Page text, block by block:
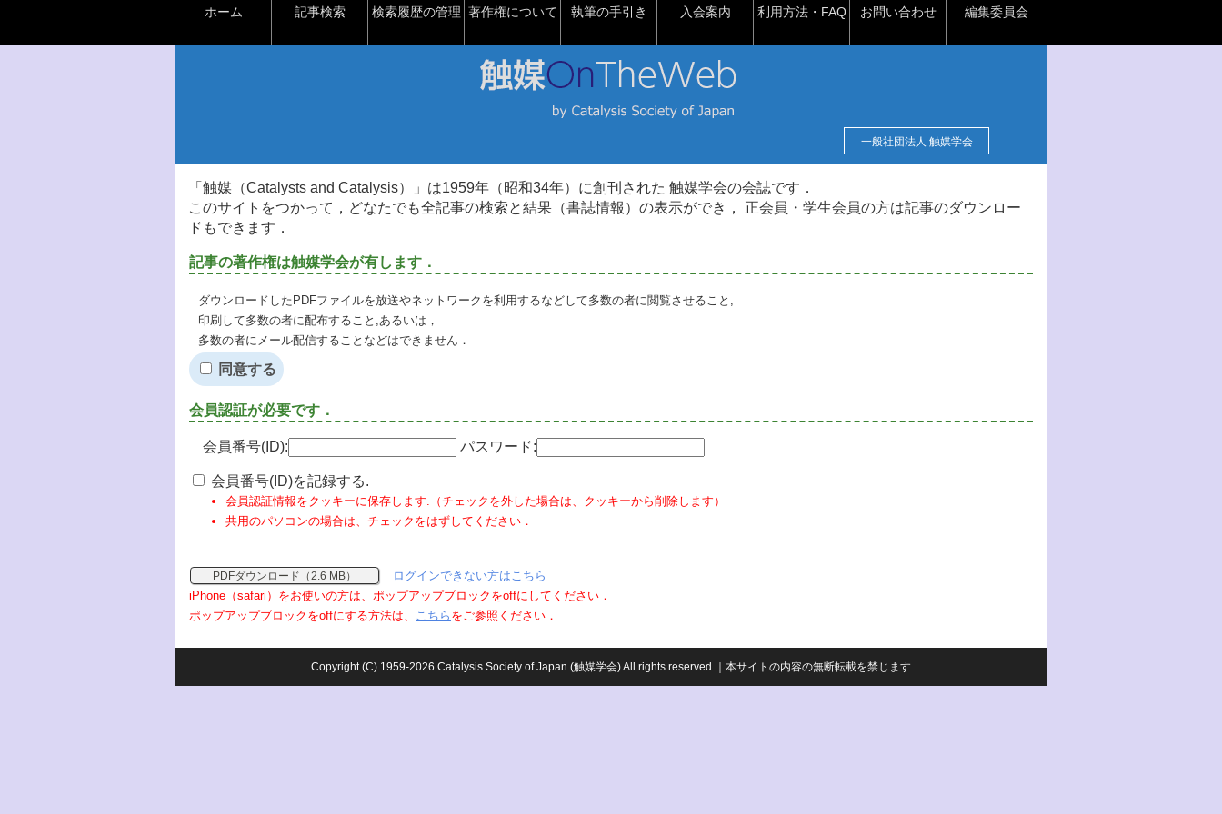
ホーム 記事検索 検索履歴の管理 著作権について 執筆の手引き 入会案内 利用方法・FAQ お問い合わせ 編集委員会
一般社団法人 触媒学会
「触媒（Catalysts and Catalysis）」は1959年（昭和34年）に創刊された 触媒学会の会誌です．
このサイトをつかって，どなたでも全記事の検索と結果（書誌情報）の表示ができ， 正会員・学生会員の方は記事のダウンロー
ドもできます．
記事の著作権は触媒学会が有します．
ダウンロードしたPDFファイルを放送やネットワークを利用するなどして多数の者に閲覧させること,
印刷して多数の者に配布すること,あるいは，
多数の者にメール配信することなどはできません．
同意する
会員認証が必要です．
会員番号(ID): パスワード:
会員番号(ID)を記録する.
会員認証情報をクッキーに保存します.（チェックを外した場合は、クッキーから削除します）
共用のパソコンの場合は、チェックをはずしてください．
PDFダウンロード（2.6 MB）
ログインできない方はこちら
iPhone（safari）をお使いの方は、ポップアップブロックをoffにしてください．
ポップアップブロックをoffにする方法は、 こちら をご参照ください．
Copyright (C) 1959-2026 Catalysis Society of Japan (触媒学会) All rights reserved.｜本サイトの内容の無断転載を禁じます